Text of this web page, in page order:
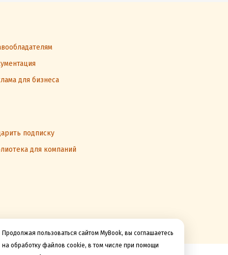
Продолжая пользоваться сайтом MyBook, вы соглашаетесь
на обработку файлов cookie, в том числе при помощи
для бизнеса
подписку
для компаний